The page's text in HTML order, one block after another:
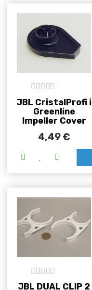
out of 5
JBL CristalProfi i
Greenline
Impeller Cover
4,49€
5 out of 5
JBL DUAL CLIP 2